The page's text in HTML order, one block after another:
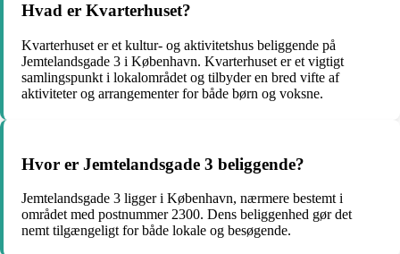
Hvad er Kvarterhuset?
Kvarterhuset er et kultur- og aktivitetshus beliggende på
Jemtelandsgade 3 i København. Kvarterhuset er et vigtigt
samlingspunkt i lokalområdet og tilbyder en bred vifte af
aktiviteter og arrangementer for både børn og voksne.
Hvor er Jemtelandsgade 3 beliggende?
Jemtelandsgade 3 ligger i København, nærmere bestemt i
området med postnummer 2300. Dens beliggenhed gør det
nemt tilgængeligt for både lokale og besøgende.